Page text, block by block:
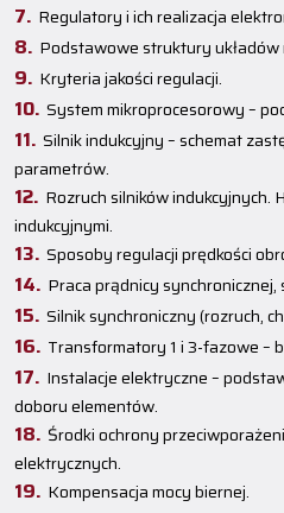
Regulatory i ich realizacja
Podstawowe struktury
Kryteria jakości regulacji.
System mikroprocesorowy –
Silnik indukcyjny – schemat
parametrów.
Rozruch silników indukcyjnych.
indukcyjnymi.
Sposoby regulacji prędkości
Praca prądnicy
Silnik synchroniczny (rozruch,
Transformatory 1 i 3-fazowe –
Instalacje elektryczne –
doboru elementów.
Środki ochrony
elektrycznych.
Kompensacja mocy biernej.